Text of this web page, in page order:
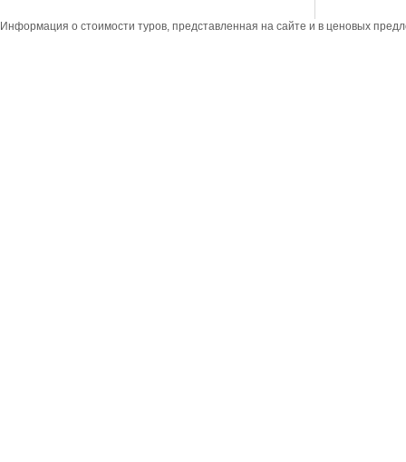
Информация о стоимости туров, представленная на сайте и в ценовых